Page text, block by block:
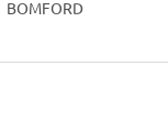
BOMFORD